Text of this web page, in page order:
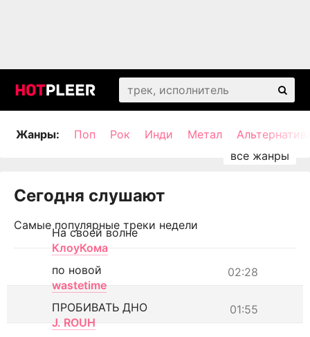
Жанры: Поп Рок Инди Метал
Сегодня слушают
Самые популярные треки недели
На своей волне
КлоуКома
02:28
по новой
wastetime
01:55
ПРОБИВАТЬ ДНО
J. ROUH